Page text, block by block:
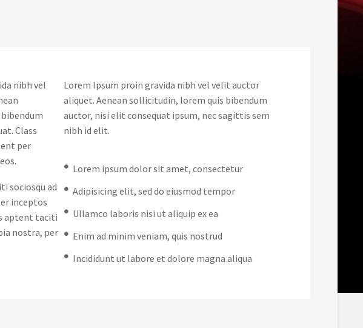
nibh vel
Class
per
sociosqu ad
inceptos
aptent taciti
nostra, per
Lorem Ipsum proin gravida nibh vel velit auctor
aliquet. Aenean sollicitudin, lorem quis bibendum
auctor, nisi elit consequat ipsum, nec sagittis sem
nibh id elit.
Lorem ipsum dolor sit amet, consectetur
Adipisicing elit, sed do eiusmod tempor
Ullamco laboris nisi ut aliquip ex ea
Enim ad minim veniam, quis nostrud
Incididunt ut labore et dolore magna aliqua